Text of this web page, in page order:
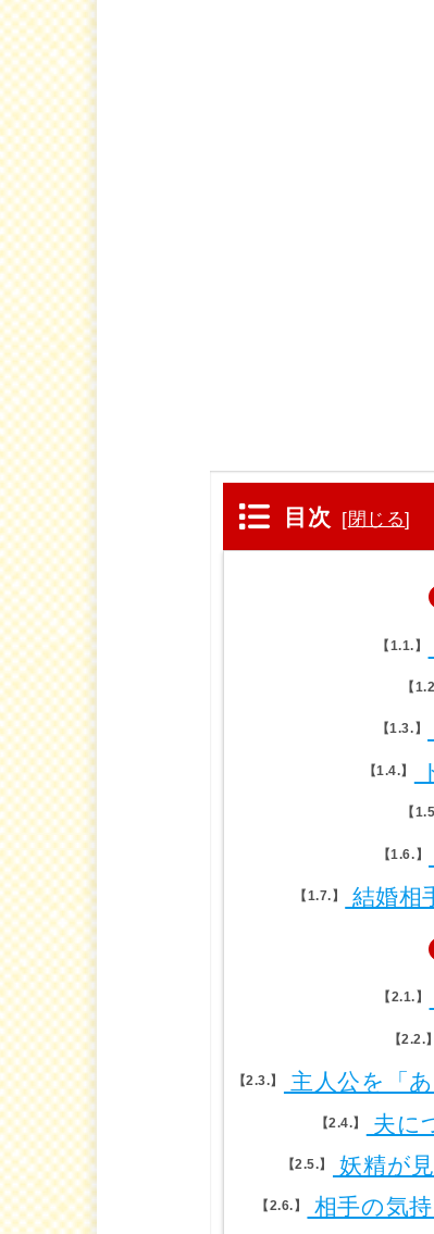
目次 [閉じる]
1.1.
1.3.
1.4.
1.6.
1.7. 結婚相
2.1.
2.2.
2.3. 主人公を「
2.4. 夫に
2.5. 妖精が
2.6. 相手の気